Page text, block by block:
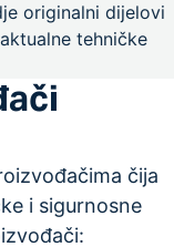
originalni dijelovi
tehničke
čija
i sigurnosne